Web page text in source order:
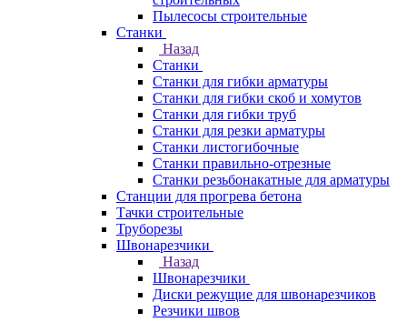
Пылесосы строительные
Станки
Назад
Станки
Станки для гибки арматуры
Станки для гибки скоб и хомутов
Станки для гибки труб
Станки для резки арматуры
Станки листогибочные
Станки правильно-отрезные
Станки резьбонакатные для арматуры
Станции для прогрева бетона
Тачки строительные
Труборезы
Швонарезчики
Назад
Швонарезчики
Диски режущие для швонарезчиков
Резчики швов